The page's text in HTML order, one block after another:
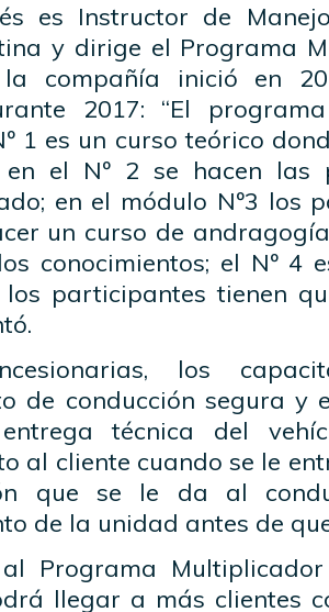
es Instructor de
y dirige el Programa
la compañía inició en
2017: “El
1 es un curso teórico
en el Nº 2 se hacen las
en el módulo Nº3 los
un curso de
conocimientos; el Nº 4
participantes tienen
los
de conducción segura y
técnica del
al cliente cuando se le
que se le da al
de la unidad antes de
Programa
llegar a más clientes